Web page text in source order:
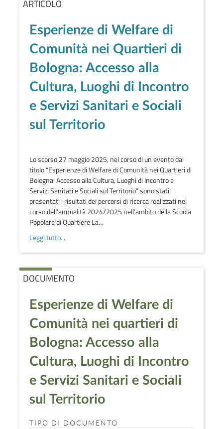
ARTICOLO
Esperienze di Welfare di
Comunità nei Quartieri di
Bologna: Accesso alla
Cultura, Luoghi di Incontro
e Servizi Sanitari e Sociali
sul Territorio
Lo scorso 27 maggio 2025, nel corso di un evento dal
titolo “Esperienze di Welfare di Comunità nei Quartieri di
Bologna: Accesso alla Cultura, Luoghi di Incontro e
Servizi Sanitari e Sociali sul Territorio” sono stati
presentati i risultati dei percorsi di ricerca realizzati nel
corso dell’annualità 2024/2025 nell’ambito della Scuola
Popolare di Quartiere La…
Leggi tutto...
DOCUMENTO
Esperienze di Welfare di
Comunità nei quartieri di
Bologna: Accesso alla
Cultura, Luoghi di Incontro
e Servizi Sanitari e Sociali
sul Territorio
TIPO DI DOCUMENTO